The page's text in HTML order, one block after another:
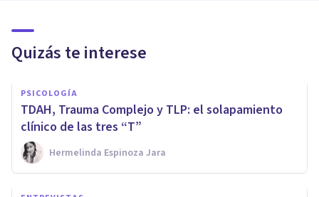
Quizás te interese
PSICOLOGÍA
TDAH, Trauma Complejo y TLP: el solapamiento
clínico de las tres “T”
Hermelinda Espinoza Jara